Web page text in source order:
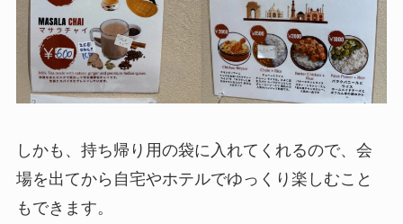
しかも、持ち帰り用の袋に入れてくれるので、会
場を出てから自宅やホテルでゆっくり楽しむこと
もできます。